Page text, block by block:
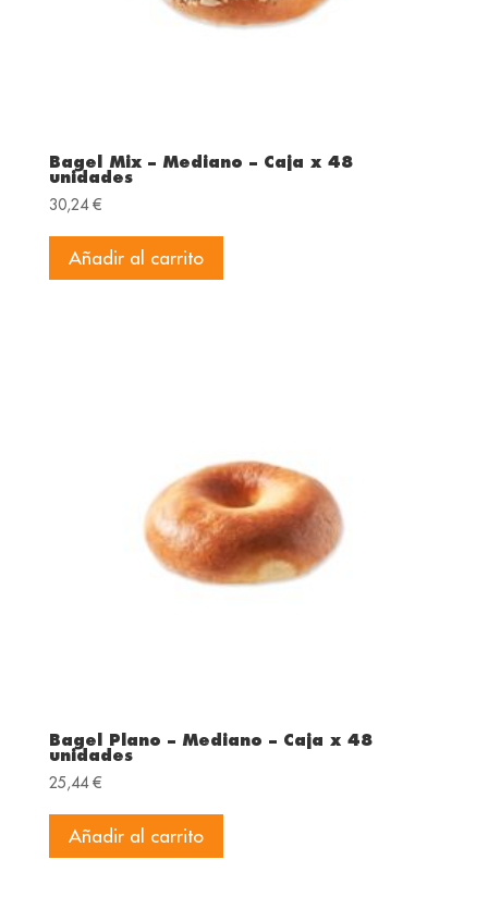
Bagel Mix – Mediano – Caja x 48
unidades
30,24€
Añadir al carrito
Bagel Plano – Mediano – Caja x 48
unidades
25,44€
Añadir al carrito